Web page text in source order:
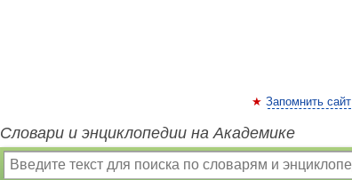
Запомнить сайт
Словари и энциклопедии на Академике